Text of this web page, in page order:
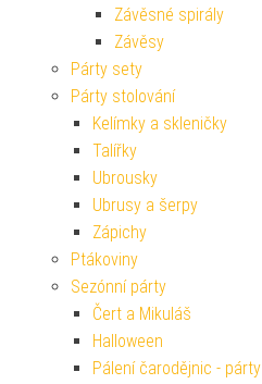
Závěsné spirály
Závěsy
Párty sety
Párty stolování
Kelímky a skleničky
Talířky
Ubrousky
Ubrusy a šerpy
Zápichy
Ptákoviny
Sezónní párty
Čert a Mikuláš
Halloween
Pálení čarodějnic - párty